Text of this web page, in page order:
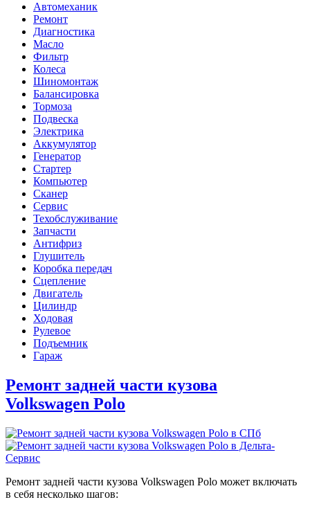
Автомеханик
Ремонт
Диагностика
Масло
Фильтр
Колеса
Шиномонтаж
Балансировка
Тормоза
Подвеска
Электрика
Аккумулятор
Генератор
Стартер
Компьютер
Сканер
Сервис
Техобслуживание
Запчасти
Антифриз
Глушитель
Коробка передач
Сцепление
Двигатель
Цилиндр
Ходовая
Рулевое
Подъемник
Гараж
Ремонт задней части кузова
Volkswagen Polo
Ремонт задней части кузова Volkswagen Polo может включать
в себя несколько шагов: